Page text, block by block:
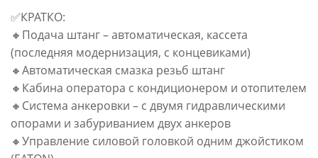
✅КРАТКО:
🔸Подача штанг – автоматическая, кассета
(последняя модернизация, с концевиками)
🔸Автоматическая смазка резьб штанг
🔸Кабина оператора с кондиционером и отопителем
🔸Система анкеровки – с двумя гидравлическими
опорами и забуриванием двух анкеров
🔸Управление силовой головкой одним джойстиком